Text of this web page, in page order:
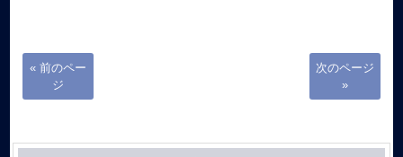
« 前のペー
ジ
次のページ
»